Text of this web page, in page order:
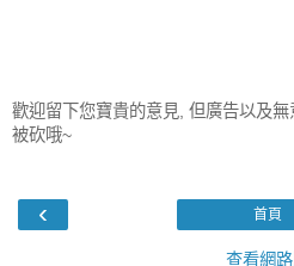
歡迎留下您寶貴的意見, 但廣告以及
被砍哦~
‹ 首頁
查看網